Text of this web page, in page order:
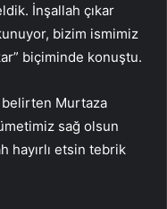
İnşallah çıkar
bizim ismimiz
biçiminde konuştu.
belirten Murtaza
sağ olsun
hayırlı etsin tebrik